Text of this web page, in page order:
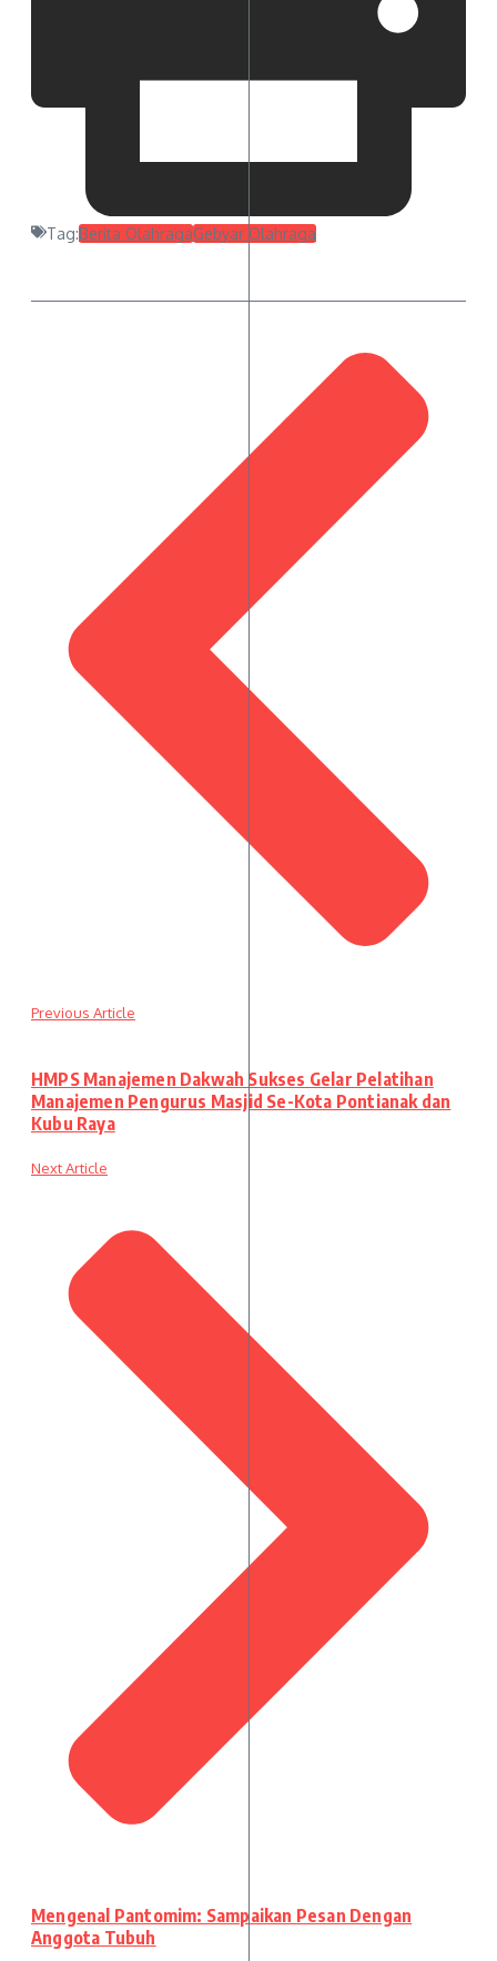
Tag:Berita OlahragaGebyar Olahraga
Previous Article
HMPS Manajemen Dakwah Sukses Gelar Pelatihan
Manajemen Pengurus Masjid Se-Kota Pontianak dan
Kubu Raya
Next Article
Mengenal Pantomim: Sampaikan Pesan Dengan
Anggota Tubuh